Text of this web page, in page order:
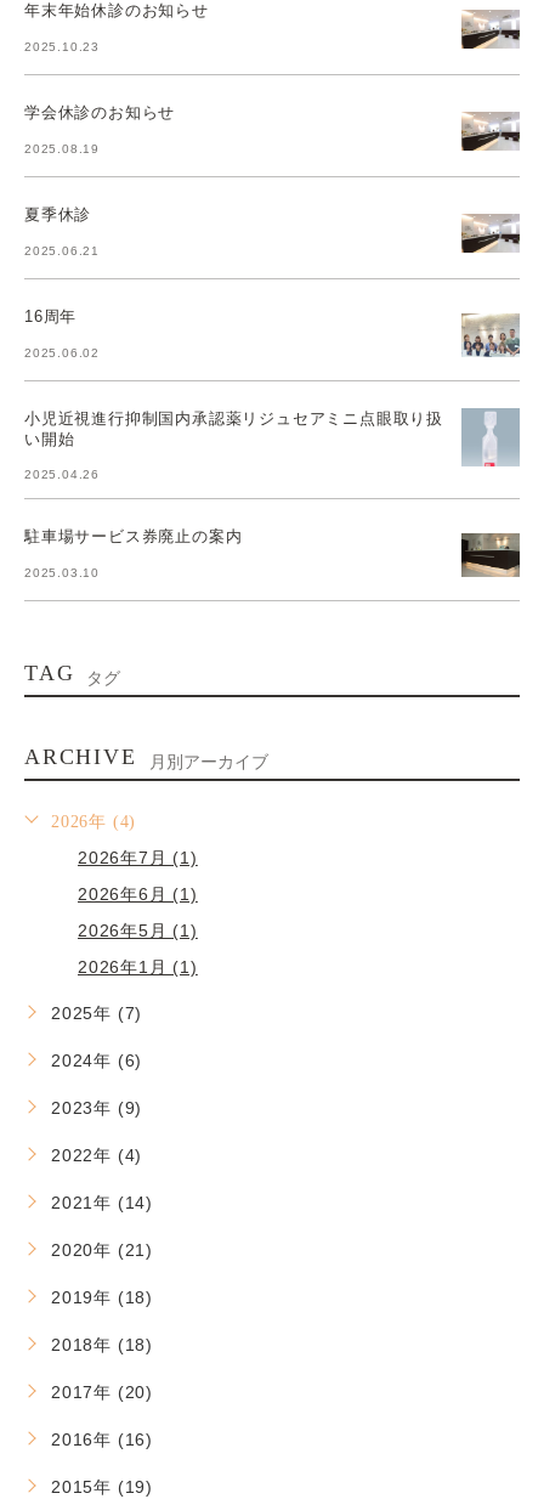
年末年始休診のお知らせ
2025.10.23
学会休診のお知らせ
2025.08.19
夏季休診
2025.06.21
16周年
2025.06.02
小児近視進行抑制国内承認薬リジュセアミニ点眼取り扱
い開始
2025.04.26
駐車場サービス券廃止の案内
2025.03.10
TAG タグ
ARCHIVE 月別アーカイブ
2026年 (4)
2026年7月 (1)
2026年6月 (1)
2026年5月 (1)
2026年1月 (1)
2025年 (7)
2024年 (6)
2023年 (9)
2022年 (4)
2021年 (14)
2020年 (21)
2019年 (18)
2018年 (18)
2017年 (20)
2016年 (16)
2015年 (19)